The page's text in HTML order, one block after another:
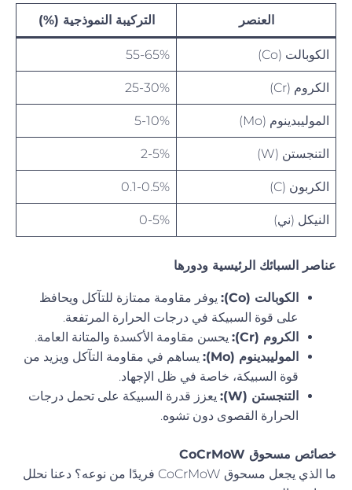
العنصر التركيبة النموذجية (%)
الكوبالت (Co) 55-65%
الكروم (Cr) 25-30%
الموليبدينوم (Mo) 5-10%
التنجستن (W) 2-5%
الكربون (C) 0.1-0.5%
النيكل (ني) 0-5%
عناصر السبائك الرئيسية ودورها
الكوبالت (Co):
يوفر مقاومة ممتازة للتآكل ويحافظ
على قوة السبيكة في درجات الحرارة المرتفعة.
الكروم (Cr):
يحسن مقاومة الأكسدة والمتانة العامة.
الموليبدينوم (Mo):
يساهم في مقاومة التآكل ويزيد من
قوة السبيكة، خاصة في ظل الإجهاد.
التنجستن (W):
يعزز قدرة السبيكة على تحمل درجات
الحرارة القصوى دون تشوه.
خصائص مسحوق CoCrMoW
ما الذي يجعل مسحوق CoCrMoW فريدًا من نوعه؟ دعنا نحلل